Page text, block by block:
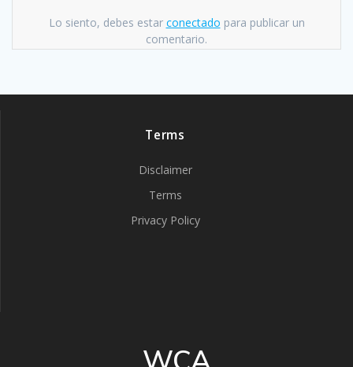
Lo siento, debes estar conectado para publicar un
comentario.
Terms
Disclaimer
Terms
Privacy Policy
WCA